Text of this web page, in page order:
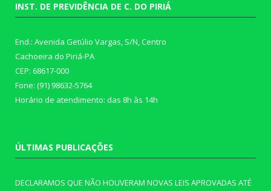
INST. DE PREVIDÊNCIA DE C. DO PIRIÁ
End.: Avenida Getúlio Vargas, S/N, Centro
Cachoeira do Piriá-PA
CEP: 68617-000
Fone: (91) 98632-5764
Horário de atendimento: das 8h às 14h
ÚLTIMAS PUBLICAÇÕES
DECLARAMOS QUE NÃO HOUVERAM NOVAS LEIS APROVADAS ATÉ